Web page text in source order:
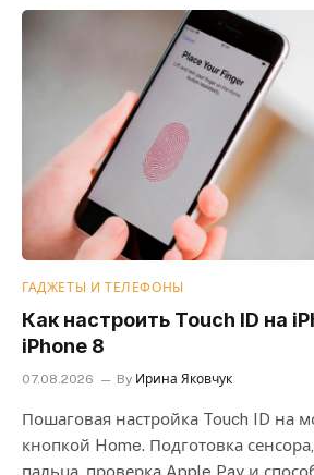
ГАДЖЕТЫ И ТЕЛЕФОНЫ
Как настроить Touch ID на
iPhone 8
07.08.2026 By Ирина Яковчук
Пошаговая настройка Touch ID на
кнопкой Home. Подготовка
пальца, проверка Apple Pay и